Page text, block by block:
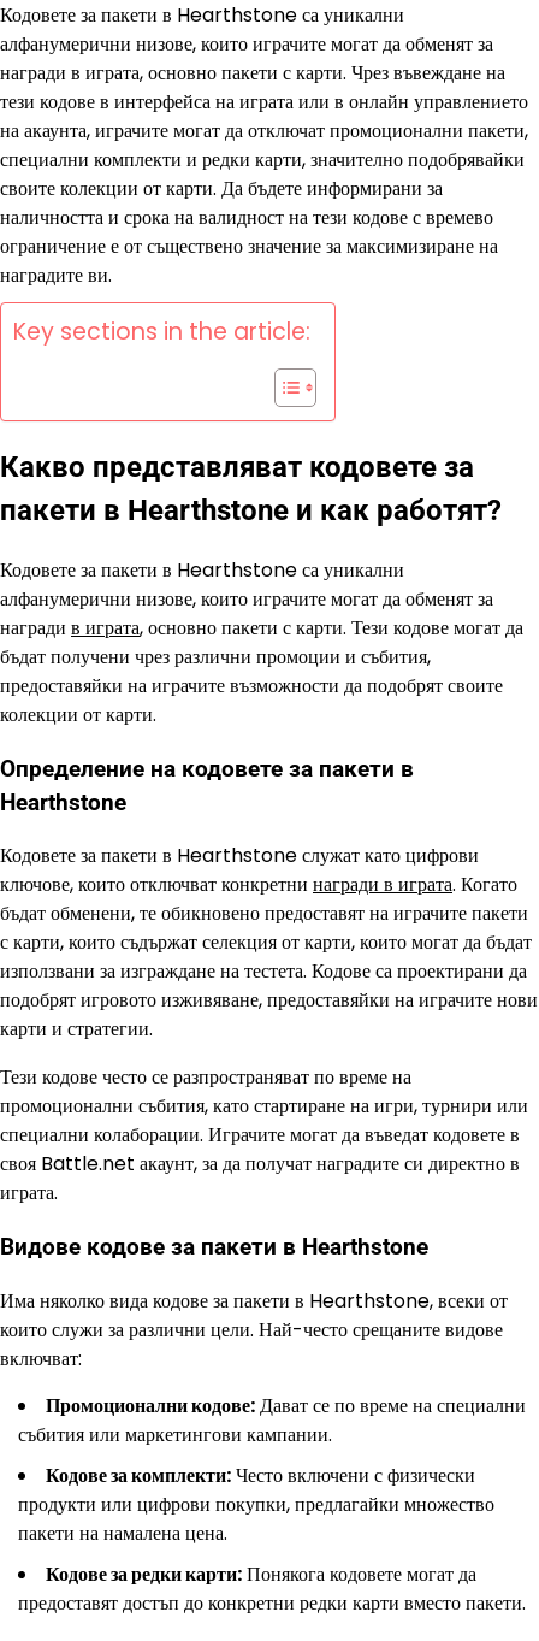
Кодовете за пакети в Hearthstone са уникални
алфанумерични низове, които играчите могат да обменят за
награди в играта, основно пакети с карти. Чрез въвеждане на
тези кодове в интерфейса на играта или в онлайн управлението
на акаунта, играчите могат да отключат промоционални пакети,
специални комплекти и редки карти, значително подобрявайки
своите колекции от карти. Да бъдете информирани за
наличността и срока на валидност на тези кодове с времево
ограничение е от съществено значение за максимизиране на
наградите ви.
Key sections in the article:
Какво представляват кодовете за
пакети в Hearthstone и как работят?
Кодовете за пакети в Hearthstone са уникални
алфанумерични низове, които играчите могат да обменят за
награди в играта, основно пакети с карти. Тези кодове могат да
бъдат получени чрез различни промоции и събития,
предоставяйки на играчите възможности да подобрят своите
колекции от карти.
Определение на кодовете за пакети в
Hearthstone
Кодовете за пакети в Hearthstone служат като цифрови
ключове, които отключват конкретни награди в играта. Когато
бъдат обменени, те обикновено предоставят на играчите пакети
с карти, които съдържат селекция от карти, които могат да бъдат
използвани за изграждане на тестета. Кодове са проектирани да
подобрят игровото изживяване, предоставяйки на играчите нови
карти и стратегии.
Тези кодове често се разпространяват по време на
промоционални събития, като стартиране на игри, турнири или
специални колаборации. Играчите могат да въведат кодовете в
своя Battle.net акаунт, за да получат наградите си директно в
играта.
Видове кодове за пакети в Hearthstone
Има няколко вида кодове за пакети в Hearthstone, всеки от
които служи за различни цели. Най-често срещаните видове
включват:
Промоционални кодове:Дават се по време на специални
събития или маркетингови кампании.
Кодове за комплекти:Често включени с физически
продукти или цифрови покупки, предлагайки множество
пакети на намалена цена.
Кодове за редки карти:Понякога кодовете могат да
предоставят достъп до конкретни редки карти вместо пакети.